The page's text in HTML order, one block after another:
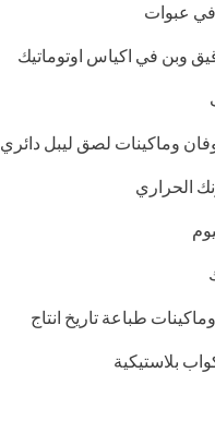
في عبوات
وبن في اكياس اوتوماتيك
وماكينات لصق ليبل دائري
الحراري
طباعة تاريخ انتاج
بلاستيكية